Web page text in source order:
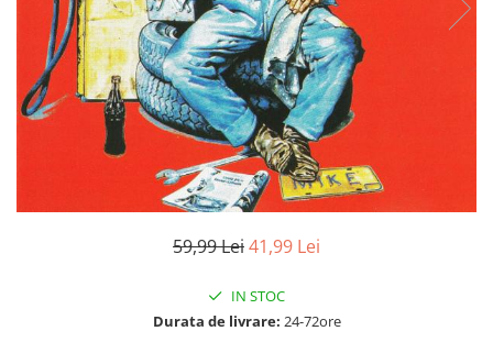
Viniluri Românești
Colecția Electrecord
59,99 Lei41,99 Lei
IN STOC
Durata de livrare: 24-72ore